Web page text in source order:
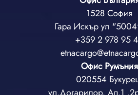
1528 София
Гара Искър ул
+359 2 978 95
Офис Румъния
020554